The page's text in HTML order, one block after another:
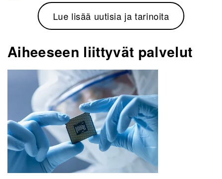
Lue lisää uutisia ja tarinoita
Aiheeseen liittyvät palvelut